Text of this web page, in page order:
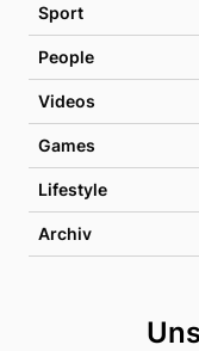
Sport
People
Videos
Games
Lifestyle
Archiv